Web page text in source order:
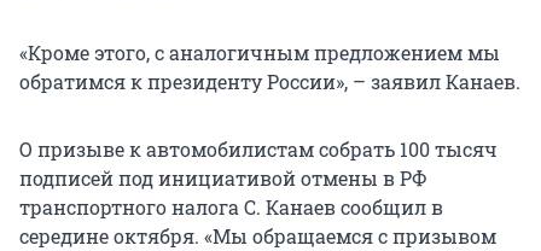
«Кроме этого, с аналогичным предложением мы
обратимся к президенту России», – заявил Канаев.
О призыве к автомобилистам собрать 100 тысяч
подписей под инициативой отмены в РФ
транспортного налога С. Канаев сообщил в
середине октября. «Мы обращаемся с призывом